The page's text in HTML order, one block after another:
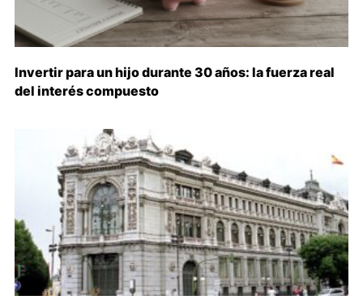
Invertir para un hijo durante 30 años: la fuerza real
del interés compuesto